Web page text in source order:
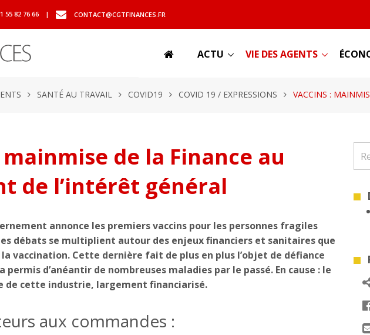
55 82 76 66 | CONTACT@CGTFINANCES.FR
ACTU VIE DES AGENTS
SANTÉ AU TRAVAIL COVID19 COVID 19 / EXPRESSIONS VACCINS :
de la Finance au
de l’intérêt général
annonce les premiers vaccins pour les personnes fragiles
débats se multiplient autour des enjeux financiers et sanitaires que
la vaccination. Cette dernière fait de plus en plus l’objet de défiance
permis d’anéantir de nombreuses maladies par le passé. En cause : le
de cette industrie, largement financiarisé.
aux commandes :